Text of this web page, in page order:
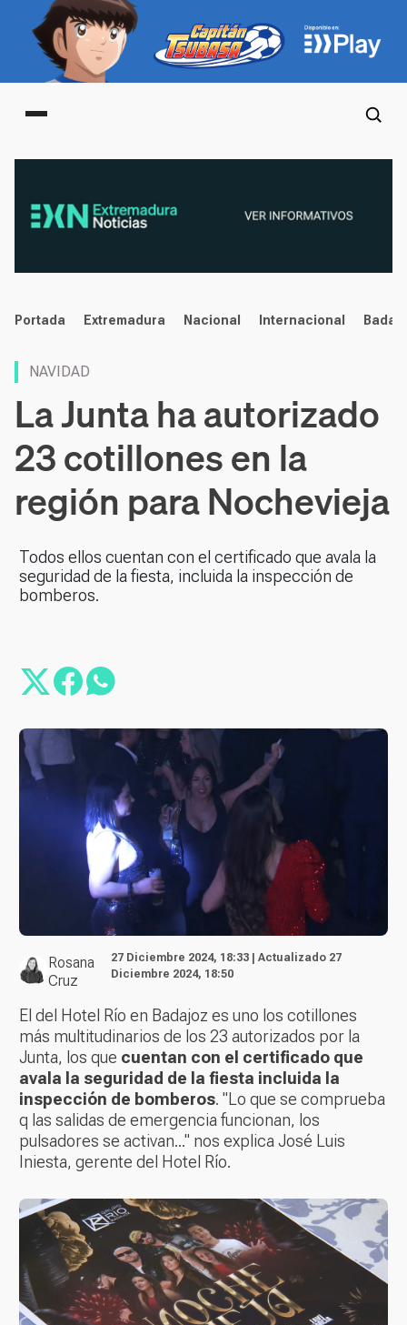
Main menu
noticias
Portada Extremadura Nacional Internacional
NAVIDAD
La Junta ha autorizado
23 cotillones en la
región para Nochevieja
Todos ellos cuentan con el certificado que avala la
seguridad de la fiesta, incluida la inspección de
bomberos.
Rosana
Cruz
27 Diciembre 2024, 18:33 | Actualizado 27
Diciembre 2024, 18:50
El del Hotel Río en Badajoz es uno los cotillones
más multitudinarios de los 23 autorizados por la
Junta, los que cuentan con el certificado que
avala la seguridad de la fiesta incluida la
inspección de bomberos. "Lo que se comprueba
q las salidas de emergencia funcionan, los
pulsadores se activan..." nos explica José Luis
Iniesta, gerente del Hotel Río.